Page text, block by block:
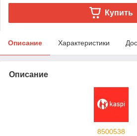
Купить
Описание Характеристики
Описание
8500538